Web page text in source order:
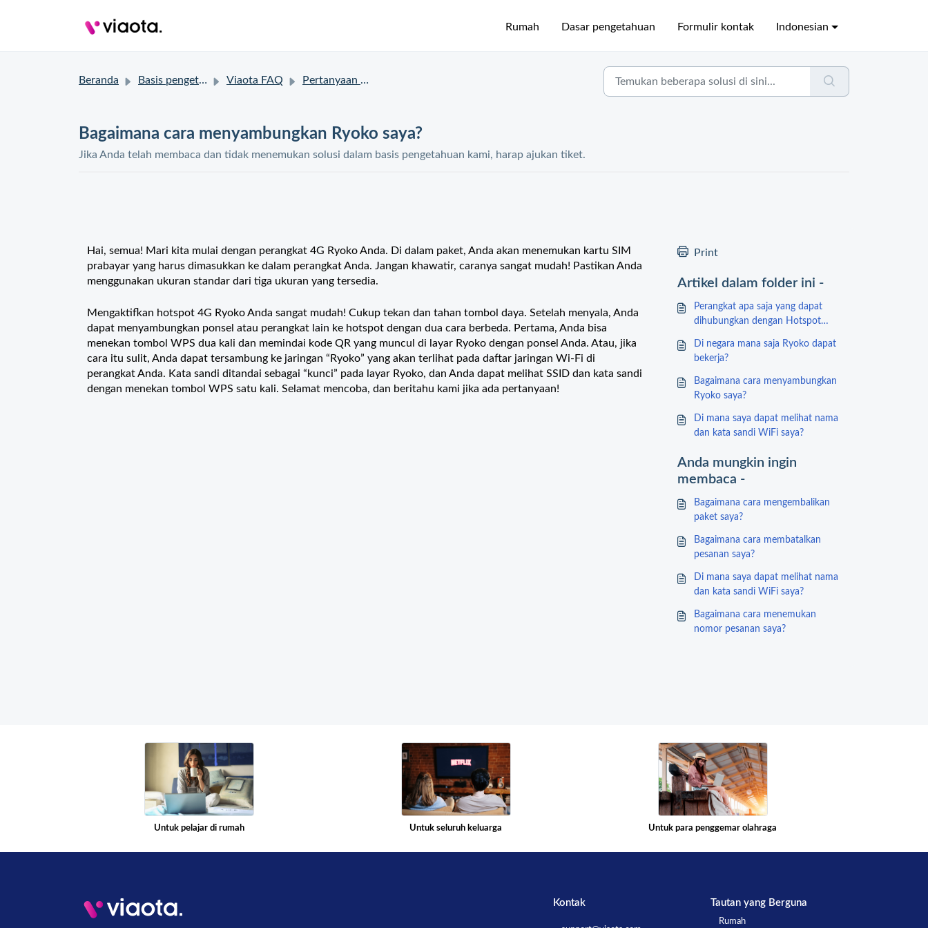
Rumah Dasar pengetahuan Formulir kontak Indonesian
Beranda Basis pengetahuan Viaota FAQ Pertanyaan Ryoko
Bagaimana cara menyambungkan Ryoko saya?
Jika Anda telah membaca dan tidak menemukan solusi dalam basis pengetahuan kami, harap ajukan tiket.
Hai, semua! Mari kita mulai dengan perangkat 4G Ryoko Anda. Di dalam paket, Anda akan menemukan kartu SIM
prabayar yang harus dimasukkan ke dalam perangkat Anda. Jangan khawatir, caranya sangat mudah! Pastikan Anda
menggunakan ukuran standar dari tiga ukuran yang tersedia.
Mengaktifkan hotspot 4G Ryoko Anda sangat mudah! Cukup tekan dan tahan tombol daya. Setelah menyala, Anda
dapat menyambungkan ponsel atau perangkat lain ke hotspot dengan dua cara berbeda. Pertama, Anda bisa
menekan tombol WPS dua kali dan memindai kode QR yang muncul di layar Ryoko dengan ponsel Anda. Atau, jika
cara itu sulit, Anda dapat tersambung ke jaringan “Ryoko” yang akan terlihat pada daftar jaringan Wi-Fi di
perangkat Anda. Kata sandi ditandai sebagai “kunci” pada layar Ryoko, dan Anda dapat melihat SSID dan kata sandi
dengan menekan tombol WPS satu kali. Selamat mencoba, dan beritahu kami jika ada pertanyaan!
Print
Artikel dalam folder ini -
Perangkat apa saja yang dapat
dihubungkan dengan Hotspot
Di negara mana saja Ryoko dapat
bekerja?
Bagaimana cara menyambungkan
Ryoko saya?
Di mana saya dapat melihat nama
dan kata sandi WiFi saya?
Anda mungkin ingin
membaca -
Bagaimana cara mengembalikan
paket saya?
Bagaimana cara membatalkan
pesanan saya?
Di mana saya dapat melihat nama
dan kata sandi WiFi saya?
Bagaimana cara menemukan
nomor pesanan saya?
Untuk pelajar di rumah Untuk seluruh keluarga Untuk para penggemar olahraga
Kontak Tautan yang Berguna
Rumah